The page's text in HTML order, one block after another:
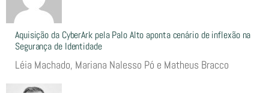
Aquisição da CyberArk pela Palo Alto aponta cenário de inflexão na
Segurança de Identidade
Léia Machado, Mariana Nalesso Pó e Matheus Bracco